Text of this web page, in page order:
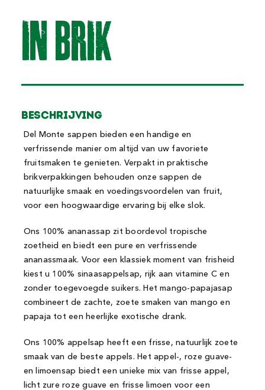
IN BRIk
BESCHRIJVING
Del Monte sappen bieden een handige en
verfrissende manier om altijd van uw favoriete
fruitsmaken te genieten. Verpakt in praktische
brikverpakkingen behouden onze sappen de
natuurlijke smaak en voedingsvoordelen van fruit,
voor een hoogwaardige ervaring bij elke slok.
Ons 100% ananassap zit boordevol tropische
zoetheid en biedt een pure en verfrissende
ananassmaak. Voor een klassiek moment van frisheid
kiest u 100% sinaasappelsap, rijk aan vitamine C en
zonder toegevoegde suikers. Het mango-papajasap
combineert de zachte, zoete smaken van mango en
papaja tot een heerlijke exotische drank.
Ons 100% appelsap heeft een frisse, natuurlijk zoete
smaak van de beste appels. Het appel-, roze guave-
en limoensap biedt een unieke mix van frisse appel,
licht zure roze guave en frisse limoen voor een